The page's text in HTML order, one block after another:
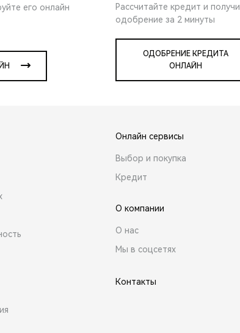
его онлайн
Рассчитайте кредит и
одобрение за 2 минуты
ОДОБРЕНИЕ КРЕДИТА
ОНЛАЙН
Онлайн сервисы
Выбор и покупка
Кредит
О компании
О нас
Мы в соцсетях
Контакты